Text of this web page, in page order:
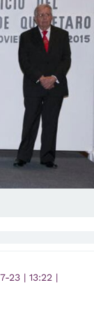
23 | 13:22 |